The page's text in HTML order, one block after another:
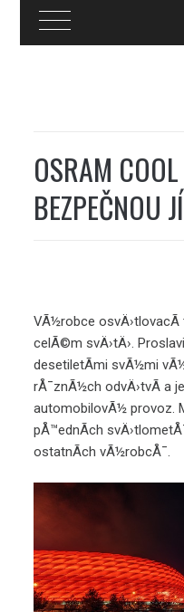
OSRAM
BEZPEČNOU
VÃ½robce osvÄ›tlovacÃ­
celÃ©m svÄ›tÄ›.
desetiletÃ­mi svÃ½mi
rÅ¯znÃ½ch odvÄ›tvÃ­ a
automobilovÃ½ provoz.
pÅ™ednÃ­ch
ostatnÃ­ch vÃ½robcÅ¯.